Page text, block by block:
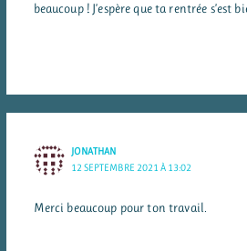
beaucoup ! J’espère que ta rentrée s’est
JONATHAN
12 SEPTEMBRE 2021 À 13:02
Merci beaucoup pour ton travail.